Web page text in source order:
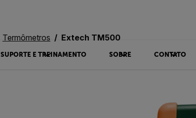
SUPORTE E TREINAMENTO SOBRE CONTATO
Termômetros Extech TM500